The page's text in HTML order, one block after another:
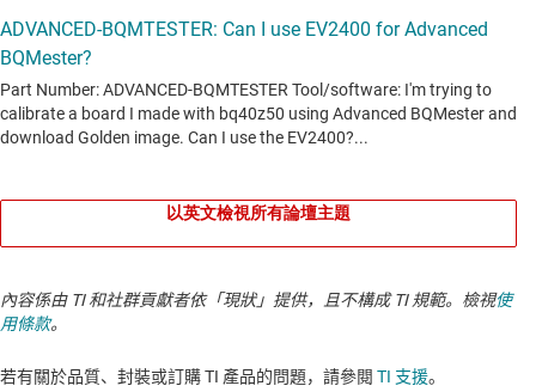
以英文檢視所有論壇主題
內容係由 TI 和社群貢獻者依「現狀」提供，且不構成 TI 規範。檢視使
用條款。
若有關於品質、封裝或訂購 TI 產品的問題，請參閱 TI 支援。